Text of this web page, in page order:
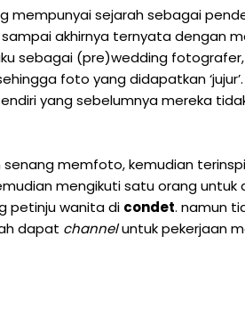
mempunyai sejarah sebagai
akhirnya ternyata dengan
sebagai (pre)wedding
foto yang didapatkan
yang sebelumnya mereka
senang memfoto, kemudian
mengikuti satu orang untuk
petinju wanita di condet. namun
dapat channeluntuk pekerjaan